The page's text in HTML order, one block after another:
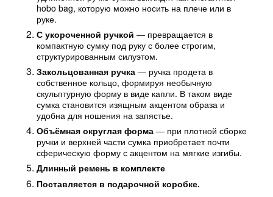
hobo bag, которую можно носить на плече или в
руке.
С укороченной ручкой — превращается в
компактную сумку под руку с более строгим,
структурированным силуэтом.
Закольцованная ручка — ручка продета в
собственное кольцо, формируя необычную
скульптурную форму в виде капли. В таком виде
сумка становится изящным акцентом образа и
удобна для ношения на запястье.
Объёмная округлая форма — при плотной сборке
ручки и верхней части сумка приобретает почти
сферическую форму с акцентом на мягкие изгибы.
Длинный ремень в комплекте
Поставляется в подарочной коробке.